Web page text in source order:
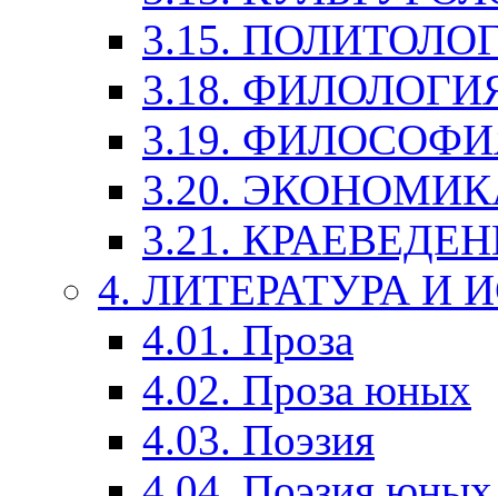
3.15.
3.18.
3.19.
3.20.
3.21.
4. ЛИТЕРАТУРА И
4.01. Проза
4.02. Проза юных
4.03. Поэзия